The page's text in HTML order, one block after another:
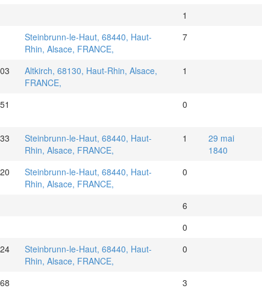
1
Steinbrunn-le-Haut, 68440, Haut-
Rhin, Alsace, FRANCE,
7
Altkirch, 68130, Haut-Rhin, Alsace,
FRANCE,
1
0
Steinbrunn-le-Haut, 68440, Haut-
Rhin, Alsace, FRANCE,
1
29 mai
1840
Steinbrunn-le-Haut, 68440, Haut-
Rhin, Alsace, FRANCE,
0
6
0
Steinbrunn-le-Haut, 68440, Haut-
Rhin, Alsace, FRANCE,
0
3